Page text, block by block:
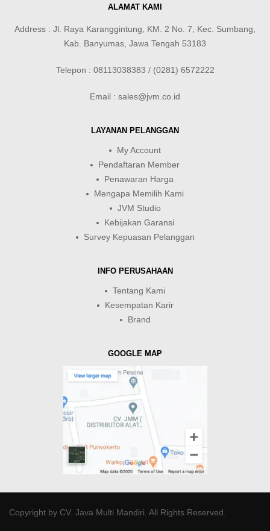
ALAMAT KAMI
Address : Jl. Raya Karanggintung, KM. 2 No. 7, Kec. Sumbang,
Kab. Banyumas, Jawa Tengah 53183
Telepon : 08113038383 / (0281) 6572222
Email : sales@jvm.co.id
LAYANAN PELANGGAN
My Account
Pendaftaran Member
Penawaran Harga
Mengapa Memilih Kami
JVM Studio
Kebijakan Garansi
Survey Kepuasan Pelanggan
INFO PERUSAHAAN
Tentang Kami
Kesempatan Karir
Brand
GOOGLE MAP
Copyright by CV. Java Multi Mandiri . All Rights Reserved.